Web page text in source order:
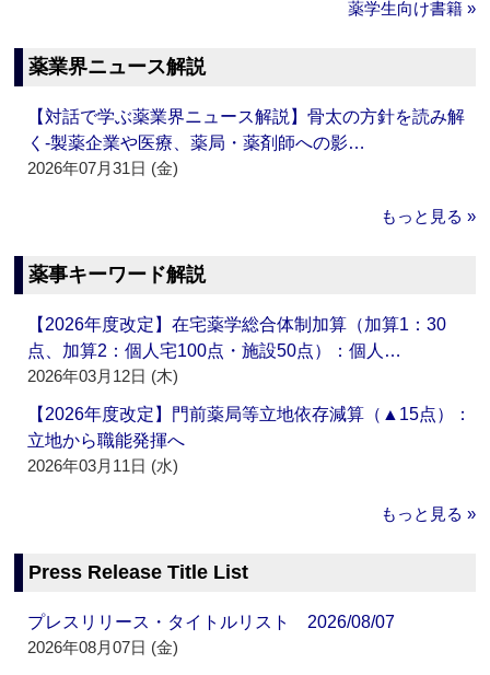
薬学生向け書籍 »
薬業界ニュース解説
【対話で学ぶ薬業界ニュース解説】骨太の方針を読み解
く‐製薬企業や医療、薬局・薬剤師への影…
2026年07月31日 (金)
もっと見る »
薬事キーワード解説
【2026年度改定】在宅薬学総合体制加算（加算1：30
点、加算2：個人宅100点・施設50点）：個人…
2026年03月12日 (木)
【2026年度改定】門前薬局等立地依存減算（▲15点）：
立地から職能発揮へ
2026年03月11日 (水)
もっと見る »
Press Release Title List
プレスリリース・タイトルリスト 2026/08/07
2026年08月07日 (金)